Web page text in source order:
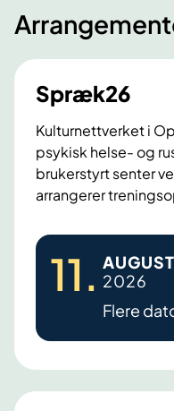
Spræk26
Kulturnettverket i
psykisk helse- og
brukerstyrt senter
arrangerer
S
k
2
6
11. AUGUST
2026
Flere